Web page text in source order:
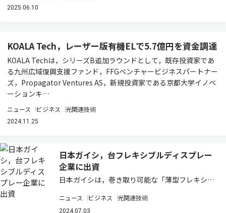
2025.06.10
KOALA Tech，レーザー版有機ELで5.7億円を資金調達
KOALA Techは，シリーズB追加ラウンドとして，既存投資家であ
る九州広域復興支援ファンド，FFGベンチャービジネスパートナー
ズ，Propagator Ventures AS，新規投資家である京都大学イノベ
ーションキ…
ニュース ビジネス 光関連技術
2024.11.25
日本ガイシ，台フレキシブルディスプレー
企業に出資
日本ガイシは，巻き取り可能な「薄型フレキシブ
板を開発・販売する台湾のスタートアップ企業
ニュース ビジネス 光関連技術
2024.07.03